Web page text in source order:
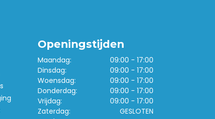
Openingstijden
Maandag:
09:00 - 17:00
Dinsdag:
09:00 - 17:00
Woensdag:
09:00 - 17:00
Donderdag:
09:00 - 17:00
Vrijdag:
09:00 - 17:00
Zaterdag:
GESLOTEN